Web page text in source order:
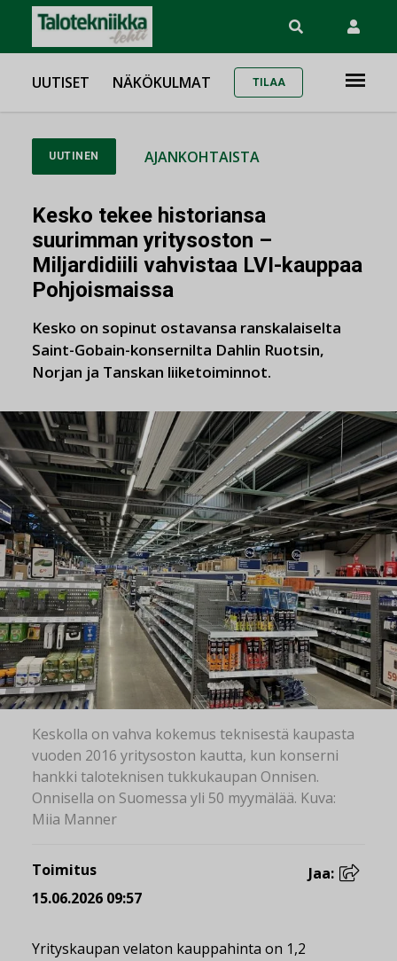
UUTISET NÄKÖKULMAT TILAA
UUTINEN AJANKOHTAISTA
Kesko tekee historiansa
suurimman yritysoston –
Miljardidiili vahvistaa LVI-kauppaa
Pohjoismaissa
Kesko on sopinut ostavansa ranskalaiselta
Saint-Gobain-konsernilta Dahlin Ruotsin,
Norjan ja Tanskan liiketoiminnot.
Keskolla on vahva kokemus teknisestä kaupasta
vuoden 2016 yritysoston kautta, kun konserni
hankki taloteknisen tukkukaupan Onnisen.
Onnisella on Suomessa yli 50 myymälää. Kuva:
Miia Manner
Toimitus
15.06.2026 09:57
Jaa:
Yrityskaupan velaton kauppahinta on 1,2